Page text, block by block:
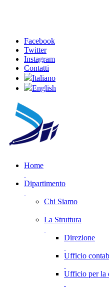
Facebook
Twitter
Instagram
Contatti
Italiano
English
Home
Dipartimento
Chi Siamo
La Struttura
Direzione
Ufficio
Ufficio per la